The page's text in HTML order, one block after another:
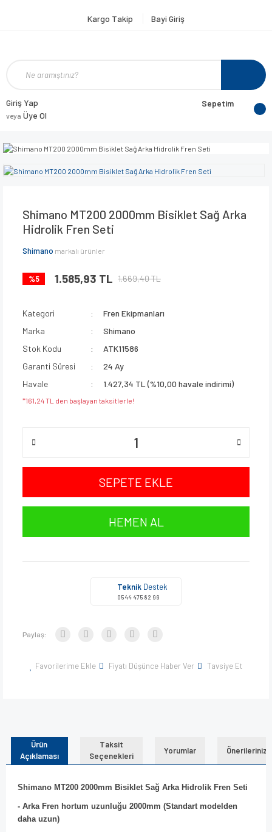
Kargo Takip Bayi Giriş
Giriş Yap
veya Üye Ol
Sepetim
Shimano MT200 2000mm Bisiklet Sağ Arka
Hidrolik Fren Seti
Shimano markalı ürünler
%5 1.585,93 TL 1.669,40 TL
Kategori
Fren Ekipmanları
Marka
Shimano
Stok Kodu
ATK11586
Garanti Süresi
24 Ay
Havale
1.427,34 TL (%10,00 havale indirimi)
*161,24 TL den başlayan taksitlerle!
SEPETE EKLE
HEMEN AL
Teknik Destek
0544 475 82 99
Paylaş:
Favorilerime Ekle Fiyatı Düşünce Haber Ver Tavsiye Et
Ürün
Açıklaması
Taksit
Seçenekleri
Yorumlar Önerileriniz
Shimano MT200 2000mm Bisiklet Sağ Arka Hidrolik Fren Seti
- Arka Fren hortum uzunluğu 2000mm (Standart modelden
daha uzun)